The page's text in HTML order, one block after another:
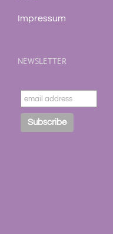
Impressum
NEWSLETTER